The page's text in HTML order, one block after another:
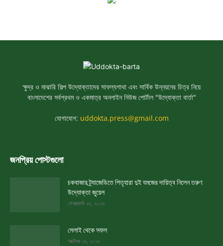
ক্ষুদ্র ও মাঝারি শিল্প উদ্যোক্তাদের সাফল্যগাথা এবং সার্বিক উন্নয়নের চিত্র নিয়ে
বাংলাদেশের সর্বপ্রথম ও একমাত্র অনলাইন নিউজ পোর্টাল "উদ্যোক্তা বার্তা"
যোগাযোগ: uddokta.press@gmail.com
জনপ্রিয় পোস্টগুলো
চকবাজার ট্র্যাজেডিতে পিতৃহারা দুই যমজের দায়িত্ব নিলেন তরুণ
উদ্যোক্তা জুয়েল
ফেব্রুয়ারি ২৩, ২০১৯
সেলাই থেকে সফল
অক্টোবর ২৯, ২০১৮